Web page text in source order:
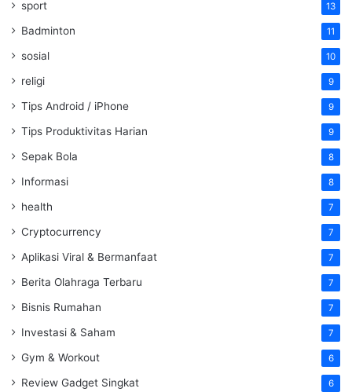
sport 13
Badminton 11
sosial 10
religi 9
Tips Android / iPhone 9
Tips Produktivitas Harian 9
Sepak Bola 8
Informasi 8
health 7
Cryptocurrency 7
Aplikasi Viral & Bermanfaat 7
Berita Olahraga Terbaru 7
Bisnis Rumahan 7
Investasi & Saham 7
Gym & Workout 6
Review Gadget Singkat 6